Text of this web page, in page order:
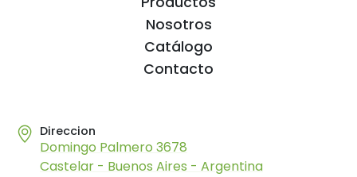
Nosotros
Catálogo
Contacto
Direccion
Domingo Palmero 3678
Castelar - Buenos Aires - Argentina